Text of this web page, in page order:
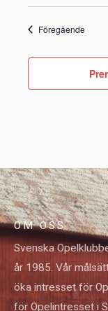
Föregående
OM OSS
Svenska
år 1985. Vår
öka intresset för
för Opelintresset i